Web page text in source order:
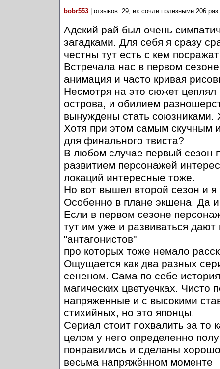
bobr553 | отзывов: 29, их сочли полезными 206 раз
Адский рай был очень
загадками. Для себя я сразу
честны тут есть с кем
Встречала нас в первом
анимация и часто кривая
Несмотря на это сюжет цеплял
острова, и обилием
вынуждены стать союзниками.
Хотя при этом самым скучным
для финального твиста?
В любом случае первый сезон
развитием персонажей
локаций интересные тоже.
Но вот вышел второй сезон и
Особенно в плане экшена. Да
Если в первом сезоне
тут им уже и развиваться дают
"антагонистов"
про которых тоже немало
Ощущается как два разных
сененом. Сама по себе
магических цветуечках.
напряженные и с высокими
стихийных, но это японцы.
Сериал стоит похвалить за то
целом у него определенно
понравились и сделаны
весьма напряжённом моменте